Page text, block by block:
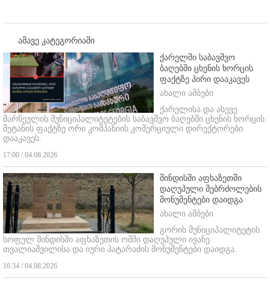
ამავე კატეგორიაში
ქარელში საბავშვო
ბაღებში ცხენის ხორცის
ფაქტზე პირი დააკავეს
ახალი ამბები
ქარელისა და ასევე
მარნეულის მუნიციპალიტეტების საბავშვო ბაღებში ცხენის ხორცის
შეტანის ფაქტზე ორი კომპანიის კომერციული დირექტორები
დააკავეს.
17:00 / 04.08.2026
შინდისში აფხაზეთში
დაღუპული მებრძოლების
მონუმენტები დაიდგა
ახალი ამბები
გორის მუნიციპალიტეტის
სოფელ შინდისში აფხაზეთის ომში დაღუპული ივანე
თვალიაშვილისა და იური პატარაძის მონუმენტები დაიდგა.
16:34 / 04.08.2026